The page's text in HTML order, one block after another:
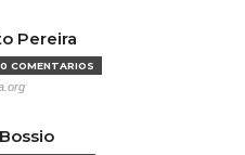
Pereira
0 COMENTARIOS